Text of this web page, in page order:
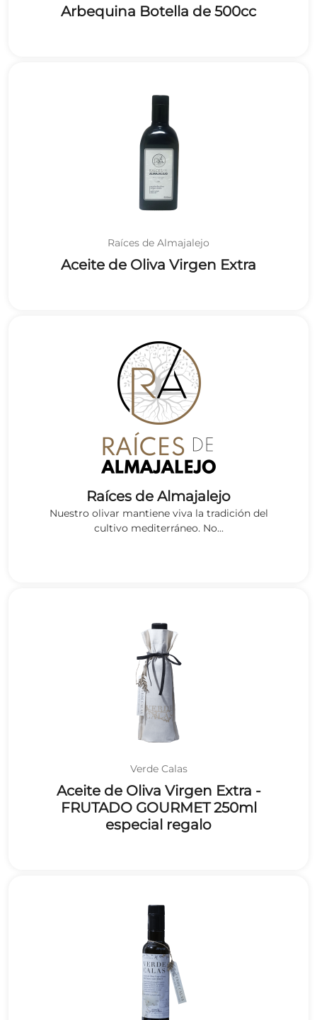
Arbequina Botella de 500cc
Raíces de Almajalejo
Aceite de Oliva Virgen Extra
Raíces de Almajalejo
Nuestro olivar mantiene viva la tradición del
cultivo mediterráneo. No...
Verde Calas
Aceite de Oliva Virgen Extra -
FRUTADO GOURMET 250ml
especial regalo